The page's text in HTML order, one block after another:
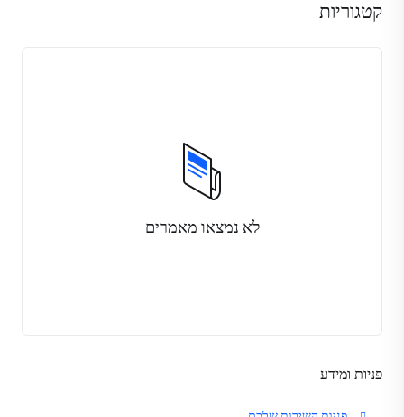
פניות ומידע
קטגוריות
לא נמצאו מאמרים